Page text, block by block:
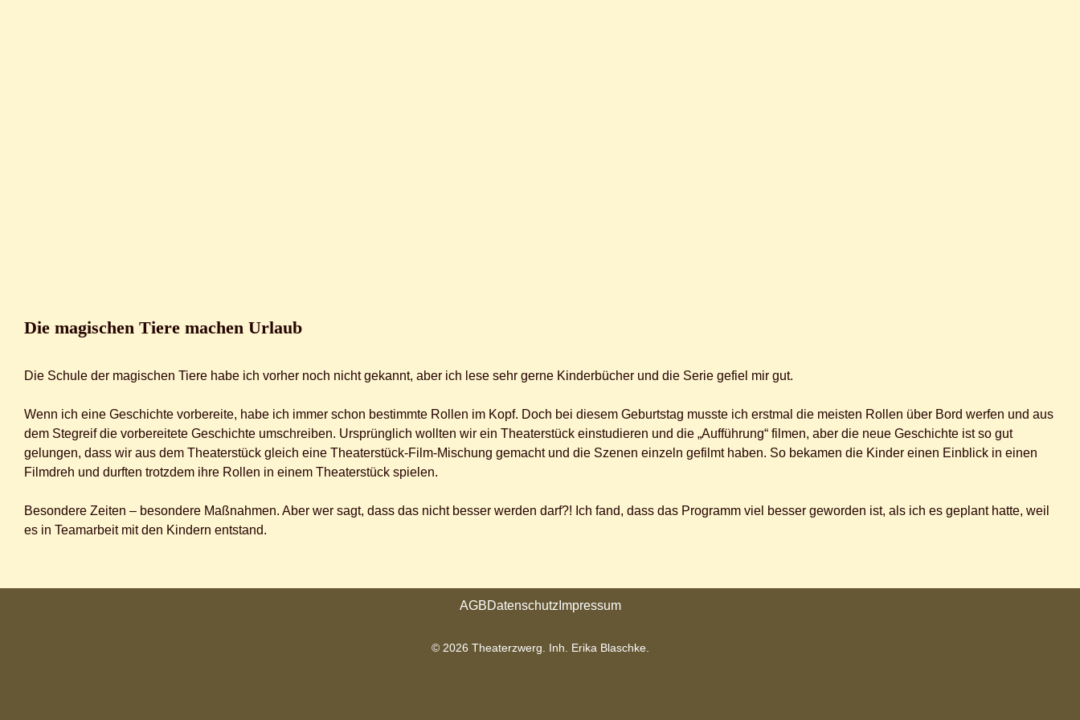
Die magischen Tiere machen Urlaub
Die Schule der magischen Tiere habe ich vorher noch nicht gekannt, aber ich lese sehr gerne Kinderbücher und die Serie gefiel mir gut.
Wenn ich eine Geschichte vorbereite, habe ich immer schon bestimmte Rollen im Kopf. Doch bei diesem Geburtstag musste ich erstmal die meisten Rollen über Bord werfen und aus
dem Stegreif die vorbereitete Geschichte umschreiben. Ursprünglich wollten wir ein Theaterstück einstudieren und die „Aufführung“ filmen, aber die neue Geschichte ist so gut
gelungen, dass wir aus dem Theaterstück gleich eine Theaterstück-Film-Mischung gemacht und die Szenen einzeln gefilmt haben. So bekamen die Kinder einen Einblick in einen
Filmdreh und durften trotzdem ihre Rollen in einem Theaterstück spielen.
Besondere Zeiten – besondere Maßnahmen. Aber wer sagt, dass das nicht besser werden darf?! Ich fand, dass das Programm viel besser geworden ist, als ich es geplant hatte, weil
es in Teamarbeit mit den Kindern entstand.
AGBDatenschutz Impressum
© 2026 Theaterzwerg. Inh. Erika Blaschke.